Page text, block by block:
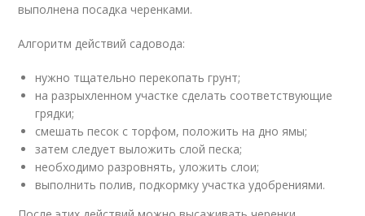
выполнена посадка черенками.
Алгоритм действий садовода:
нужно тщательно перекопать грунт;
на разрыхленном участке сделать соответствующие
грядки;
смешать песок с торфом, положить на дно ямы;
затем следует выложить слой песка;
необходимо разровнять, уложить слои;
выполнить полив, подкормку участка удобрениями.